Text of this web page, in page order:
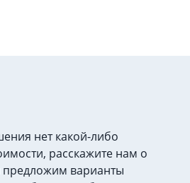
нет какой-либо
расскажите нам о
предложим варианты